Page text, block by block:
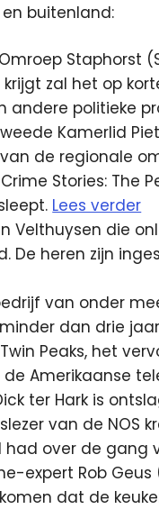
buitenland:
Staphorst
zal het op
politieke
Kamerlid
de regionale
Stories: The
Lees verder
Velthuysen die
De heren zijn
van onder
dan drie
Peaks, het
Amerikaanse
ter Hark is
van de NOS
over de gang
expert Rob
dat de